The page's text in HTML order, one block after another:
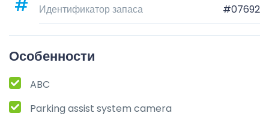
Идентификатор запаса
#07692
Особенности
ABC
Parking assist system camera